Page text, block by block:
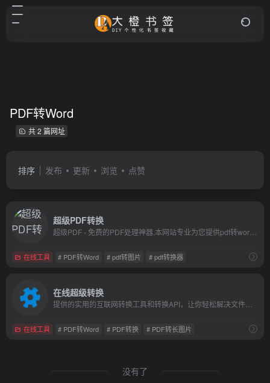
PDF转Word
共 2 篇网址
排序 发布 更新 浏览 点赞
超级PDF转换
在线工具 # PDF转Word # pdf转图片 # pdf转换器
在线超级转换
在线工具 # PDF转Word # PDF转换 # PDF转长图片
没有了